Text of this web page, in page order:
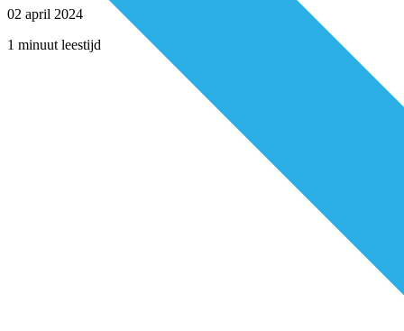
02 april 2024
1 minuut leestijd